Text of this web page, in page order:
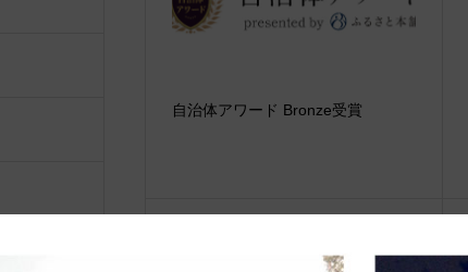
自治体アワード Bronze受賞